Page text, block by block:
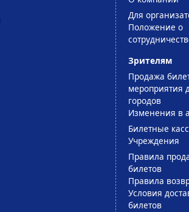
Для
Положение о
Зрителям
Продажа
мероприятия
городов
Изменения в
Билетные
Учреждения
Правила
билетов
Правила
Условия
билетов